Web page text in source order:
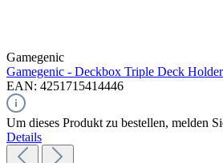
Gamegenic
Gamegenic - Deckbox Triple Deck
EAN: 4251715414446
Um dieses Produkt zu bestellen, melden
Details